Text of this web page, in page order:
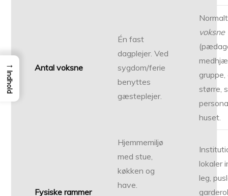
Antal voksne
Én fast
dagplejer. Ved
sygdom/ferie
benyttes
gæsteplejer.
voksne
større,
huset.
Fysiske rammer
Hjemmemiljø
med stue,
køkken og
have.
lokaler
leg,
→
Indhold